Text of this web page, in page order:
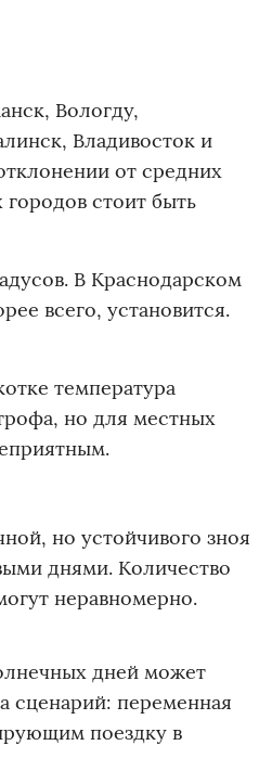
Вологду,
Владивосток и
от средних
стоит быть
В Краснодарском
всего, установится.
температура
но для местных
но устойчивого зноя
днями. Количество
неравномерно.
дней может
сценарий: переменная
поездку в